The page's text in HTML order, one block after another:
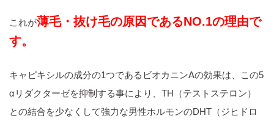
これが薄毛・抜け毛の原因であるNO.1の理由で
す。
キャピキシルの成分の1つであるビオカニンAの効果は、この5
αリダクターゼを抑制する事により、TH（テストステロン）
との結合を少なくして強力な男性ホルモンのDHT（ジヒドロ